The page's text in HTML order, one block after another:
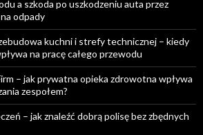
a szkoda po uszkodzeniu auta przez
odpady
kuchni i strefy technicznej – kiedy
na pracę całego przewodu
– jak prywatna opieka zdrowotna wpływa
zespołem?
– jak znaleźć dobrą polisę bez zbędnych